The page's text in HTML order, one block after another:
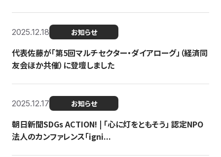
2025.12.18 お知らせ
代表佐藤が「第5回マルチセクター・ダイアローグ」（経済同
友会ほか共催）に登壇しました
2025.12.17 お知らせ
朝日新聞SDGs ACTION! | 「心に灯をともそう」 認定NPO
法人のカンファレンス「igni...